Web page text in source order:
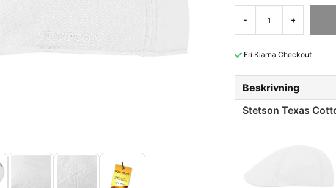
- +
Fri Klarna Checkout
Beskrivning
Stetson Texas